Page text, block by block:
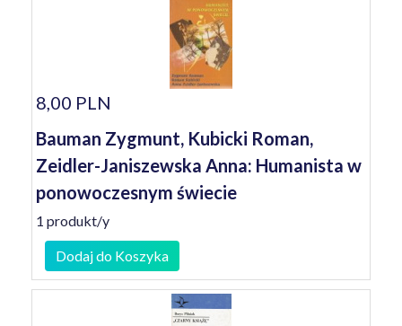
8,00 PLN
Bauman Zygmunt, Kubicki Roman,
Zeidler-Janiszewska Anna: Humanista w
ponowoczesnym świecie
1 produkt/y
Dodaj do Koszyka